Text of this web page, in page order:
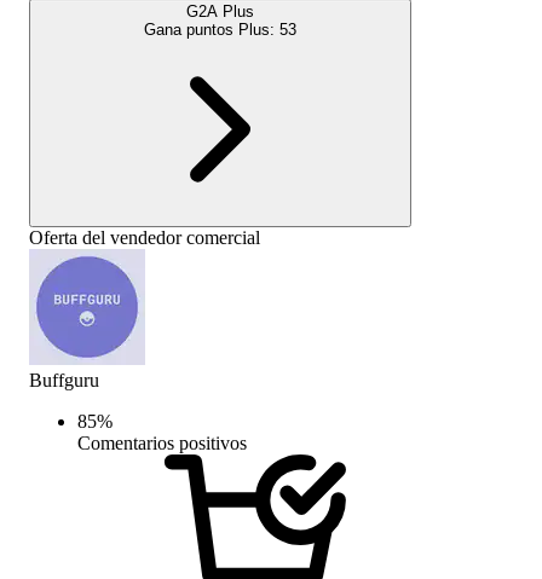
G2A Plus
Gana puntos Plus: 53
Oferta del vendedor comercial
Buffguru
85%
Comentarios positivos